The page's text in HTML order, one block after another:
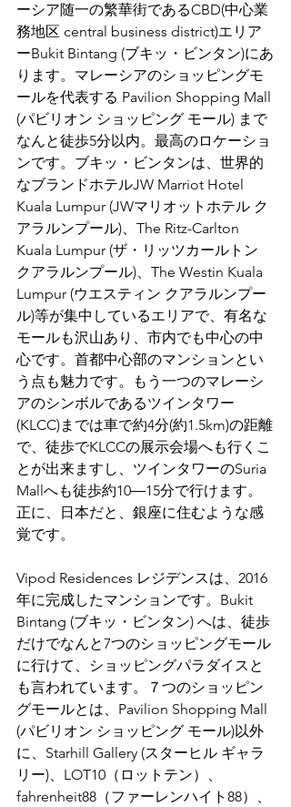
ーシア随一の繁華街であるCBD(中心業
務地区 central business district)エリア
ーBukit Bintang (ブキッ・ビンタン)にあ
ります。マレーシアのショッピングモ
ールを代表する Pavilion Shopping Mall
(パビリオン ショッピング モール) まで
なんと徒歩5分以内。最高のロケーショ
ンです。ブキッ・ビンタンは、世界的
なブランドホテルJW Marriot Hotel
Kuala Lumpur (JWマリオットホテル ク
アラルンプール)、The Ritz-Carlton
Kuala Lumpur (ザ・リッツカールトン
クアラルンプール)、The Westin Kuala
Lumpur (ウエスティン クアラルンプー
ル)等が集中しているエリアで、有名な
モールも沢山あり、市内でも中心の中
心です。首都中心部のマンションとい
う点も魅力です。もう一つのマレーシ
アのシンボルであるツインタワー
(KLCC)までは車で約4分(約1.5km)の距離
で、徒歩でKLCCの展示会場へも行くこ
とが出来ますし、ツインタワーのSuria
Mallへも徒歩約10―15分で行けます。
正に、日本だと、銀座に住むような感
覚です。
Vipod Residences レジデンスは、2016
年に完成したマンションです。Bukit
Bintang (ブキッ・ビンタン) へは、徒歩
だけでなんと7つのショッピングモール
に行けて、ショッピングパラダイスと
も言われています。７つのショッピン
グモールとは、Pavilion Shopping Mall
(パビリオン ショッピング モール)以外
に、Starhill Gallery (スターヒル ギャラ
リー)、LOT10（ロットテン）、
fahrenheit88（ファーレンハイト88）、